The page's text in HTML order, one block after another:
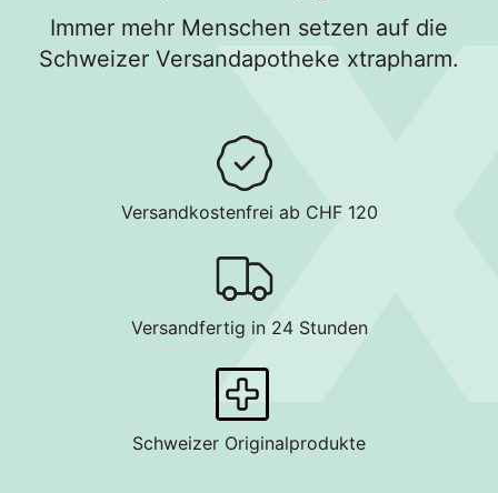
Immer mehr Menschen setzen auf die
Schweizer Versandapotheke xtrapharm.
Versandkostenfrei ab CHF 120
Versandfertig in 24 Stunden
Schweizer Originalprodukte